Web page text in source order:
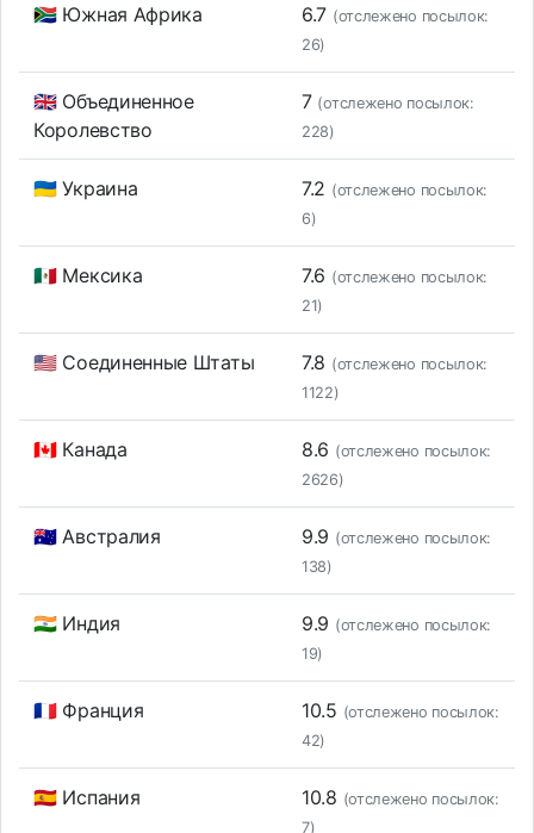
🇿🇦 Южная Африка 6.7 (отслежено посылок:
26)
🇬🇧 Объединенное
Королевство
7 (отслежено посылок:
228)
🇺🇦 Украина 7.2 (отслежено посылок:
6)
🇲🇽 Мексика 7.6 (отслежено посылок:
21)
🇺🇸 Соединенные Штаты 7.8 (отслежено посылок:
1122)
🇨🇦 Канада 8.6 (отслежено посылок:
2626)
🇦🇺 Австралия 9.9 (отслежено посылок:
138)
🇮🇳 Индия 9.9 (отслежено посылок:
19)
🇫🇷 Франция 10.5 (отслежено посылок:
42)
🇪🇸 Испания 10.8 (отслежено посылок:
7)